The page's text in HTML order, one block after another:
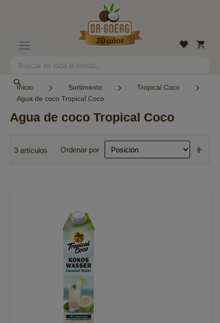
Search
Lista
Mi
cesta
Inicio Sortimento
Tropical Coco
Agua de coco Tropical Coco
Agua de coco Tropical Coco
3 artículos Ordenar por